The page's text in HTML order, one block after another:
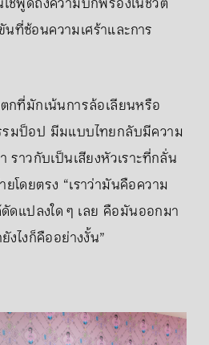
ที่ซ้อนความเศร้าและการ
กที่มักเน้นการล้อเลียนหรือ
มป็อป มีมแบบไทยกลับมีความ
ราวกับเป็นเสียงหัวเราะที่กลั่น
โดยตรง “เราว่ามันคือความ
ดแปลงใด ๆ เลย คือมันออกมา
งไงก็คืออย่างงั้น”